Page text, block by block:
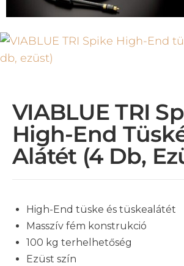
VIABLUE TRI
High-End
Alátét (4 Db,
High-End tüske és tüskealátét
Masszív fém konstrukció
100 kg terhelhetőség
Ezüst szín